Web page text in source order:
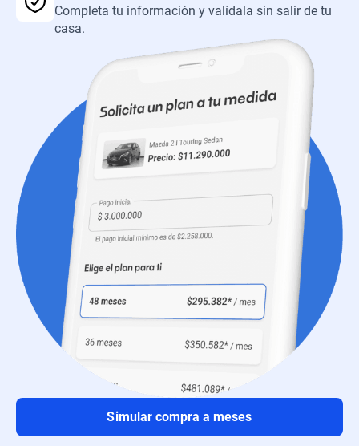
Completa tu información y valídala sin salir de tu
casa.
Simular compra a meses